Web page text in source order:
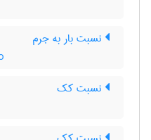
نسبت بار به جرم
نسبت کک